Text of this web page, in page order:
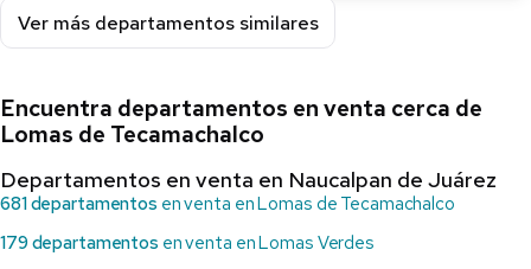
Ver más departamentos similares
Encuentra departamentos en venta cerca de
Lomas de Tecamachalco
Departamentos en venta en Naucalpan de Juárez
681 departamentos en venta en Lomas de Tecamachalco
179 departamentos en venta en Lomas Verdes